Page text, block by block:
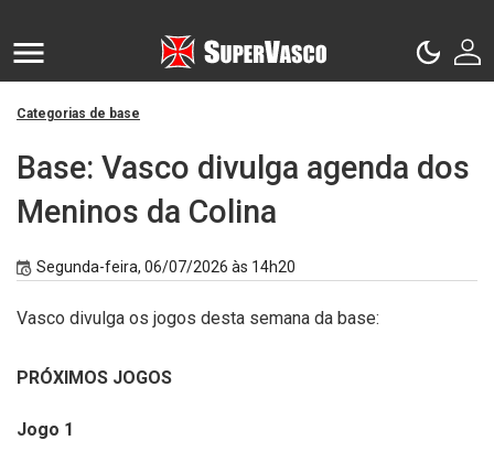
Categorias de base
Base: Vasco divulga agenda dos
Meninos da Colina
Segunda-feira, 06/07/2026 às 14h20
Vasco divulga os jogos desta semana da base:
PRÓXIMOS JOGOS
Jogo 1